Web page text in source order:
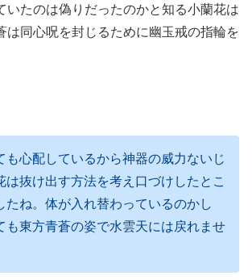
いたのは偽りだったのかと知る小蘭花は
は同心呪を封じるために幽玉戒の指輪を
も心配しているから神器の威力ないじ
は抜け出す方法を考え口づけしたとこ
たね。体が入れ替わっているのかし
も東方青蒼の姿で水雲天には戻れませ